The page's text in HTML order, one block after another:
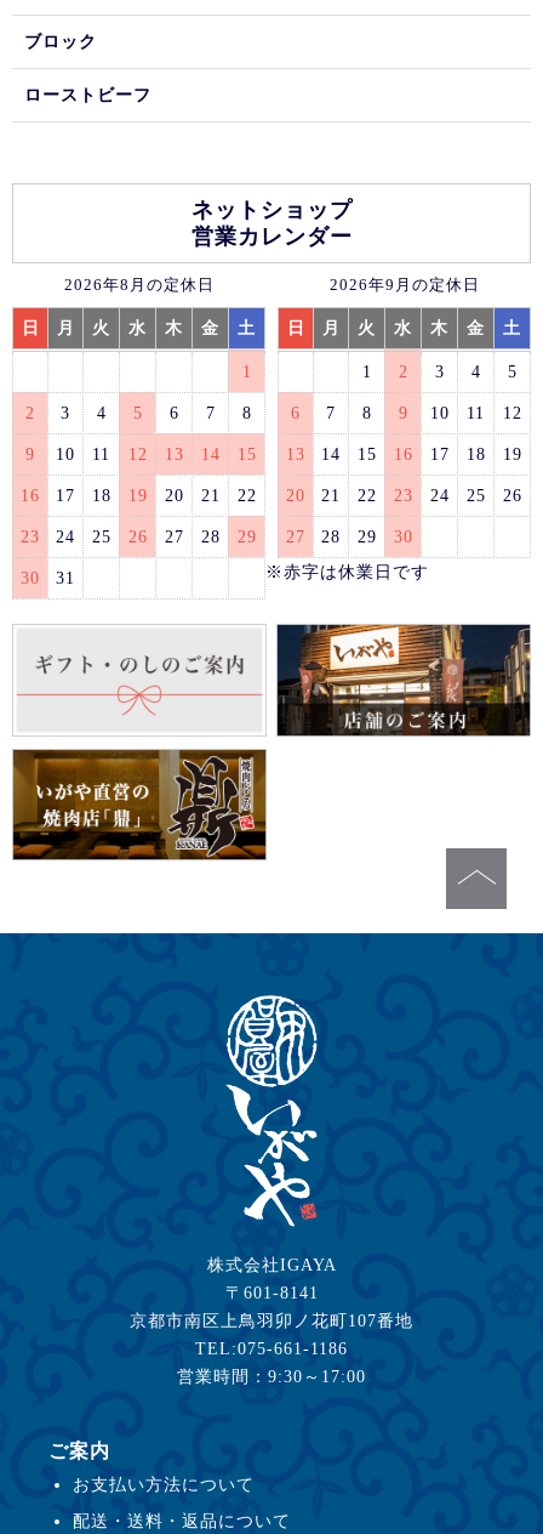
ブロック
ローストビーフ
ネットショップ
営業カレンダー
2026年8月の定休日
日 月 火 水 木 金 土
1
2 3 4 5 6 7 8
9 10 11 12 13 14 15
16 17 18 19 20 21 22
23 24 25 26 27 28 29
30 31
2026年9月の定休日
日 月 火 水 木 金 土
1 2 3 4 5
6 7 8 9 10 11 12
13 14 15 16 17 18 19
20 21 22 23 24 25 26
27 28 29
30
※赤字は休業日です
株式会社IGAYA
〒601-8141
京都市南区上鳥羽卯ノ花町107番地
TEL:075-661-1186
営業時間：9:30～17:00
ご案内
お支払い方法について
配送・送料・返品について